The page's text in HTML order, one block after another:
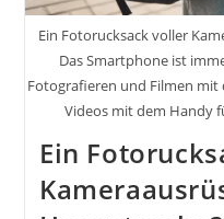
Ein Fotorucksack voller
Das Smartphone ist
Fotografieren und Filmen mit
Videos mit dem Handy
Ein